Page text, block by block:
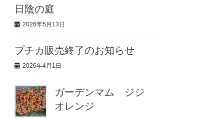
日陰の庭
2026年5月13日
プチカ販売終了のお知らせ
2026年4月1日
ガーデンマム ジジ
オレンジ